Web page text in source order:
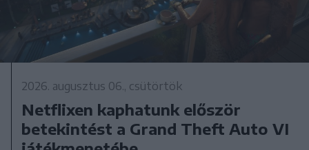
2026. augusztus 06., csütörtök
Netflixen kaphatunk először
betekintést a Grand Theft Auto VI